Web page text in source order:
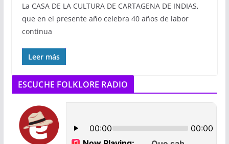
La CASA DE LA CULTURA DE CARTAGENA DE INDIAS,
que en el presente año celebra 40 años de labor
continua
Leer más
ESCUCHE FOLKLORE RADIO